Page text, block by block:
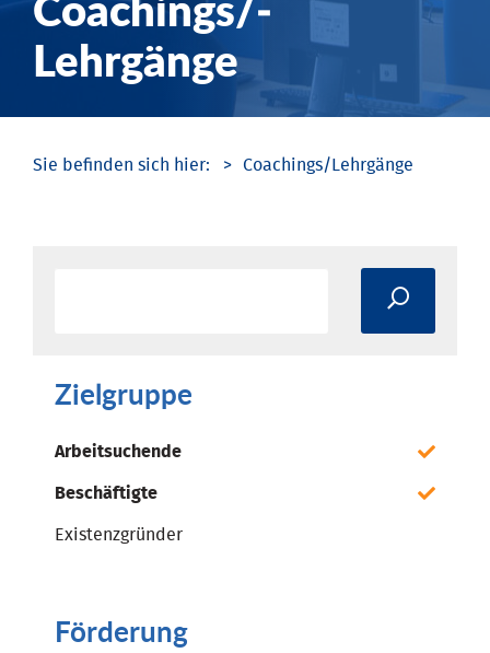
Lehrgänge
Coachings/­Lehrgänge
Zielgruppe
Arbeitsuchende
Beschäftigte
Existenzgründer
Förderung